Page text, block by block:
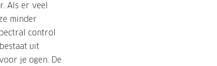
Als er veel
minder
control
uit
je ogen. De